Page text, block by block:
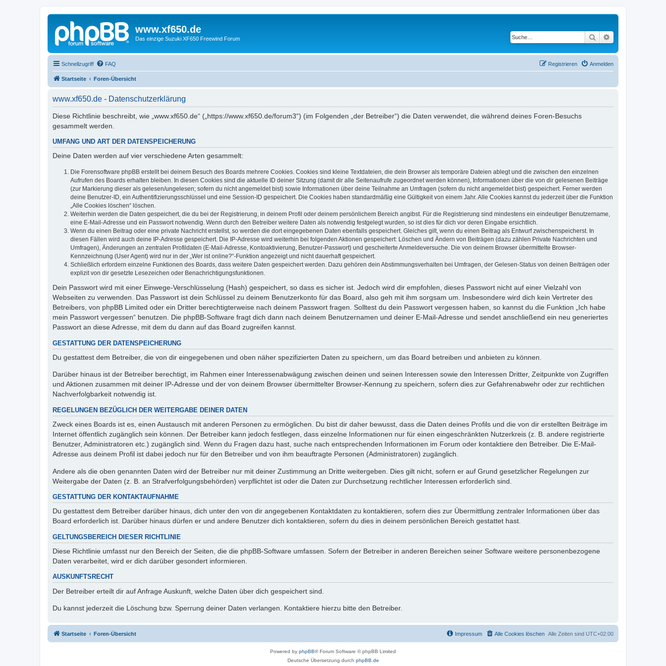
www.xf650.de
Das einzige Suzuki XF650 Freewind Forum Suche
Schnellzugriff FAQ Anmelden
Registrieren
Startseite Foren-Übersicht
www.xf650.de - Datenschutzerklärung
Diese Richtlinie beschreibt, wie „www.xf650.de“ („https://www.xf650.de/forum3“) (im Folgenden „der Betreiber“) die Daten verwendet, die während deines Foren-Besuchs
gesammelt werden.
UMFANG UND ART DER DATENSPEICHERUNG
Deine Daten werden auf vier verschiedene Arten gesammelt:
Die Forensoftware phpBB erstellt bei deinem Besuch des Boards mehrere Cookies. Cookies sind kleine Textdateien, die dein Browser als temporäre Dateien ablegt und die zwischen den einzelnen
Aufrufen des Boards erhalten bleiben. In diesen Cookies sind die aktuelle ID deiner Sitzung (damit dir alle Seitenaufrufe zugeordnet werden können), Informationen über die von dir gelesenen Beiträge
(zur Markierung dieser als gelesen/ungelesen; sofern du nicht angemeldet bist) sowie Informationen über deine Teilnahme an Umfragen (sofern du nicht angemeldet bist) gespeichert. Ferner werden
deine Benutzer-ID, ein Authentifizierungsschlüssel und eine Session-ID gespeichert. Die Cookies haben standardmäßig eine Gültigkeit von einem Jahr. Alle Cookies kannst du jederzeit über die Funktion
„Alle Cookies löschen“ löschen.
Weiterhin werden die Daten gespeichert, die du bei der Registrierung, in deinem Profil oder deinem persönlichem Bereich angibst. Für die Registrierung sind mindestens ein eindeutiger Benutzername,
eine E-Mail-Adresse und ein Passwort notwendig. Wenn durch den Betreiber weitere Daten als notwendig festgelegt wurden, so ist dies für dich vor deren Eingabe ersichtlich.
Wenn du einen Beitrag oder eine private Nachricht erstellst, so werden die dort eingegebenen Daten ebenfalls gespeichert. Gleiches gilt, wenn du einen Beitrag als Entwurf zwischenspeicherst. In
diesen Fällen wird auch deine IP-Adresse gespeichert. Die IP-Adresse wird weiterhin bei folgenden Aktionen gespeichert: Löschen und Ändern von Beiträgen (dazu zählen Private Nachrichten und
Umfragen), Änderungen an zentralen Profildaten (E-Mail-Adresse, Kontoaktivierung, Benutzer-Passwort) und gescheiterte Anmeldeversuche. Die von deinem Browser übermittelte Browser-
Kennzeichnung (User Agent) wird nur in der „Wer ist online?“-Funktion angezeigt und nicht dauerhaft gespeichert.
Schließlich erfordern einzelne Funktionen des Boards, dass weitere Daten gespeichert werden. Dazu gehören dein Abstimmungsverhalten bei Umfragen, der Gelesen-Status von deinen Beiträgen oder
explizit von dir gesetzte Lesezeichen oder Benachrichtigungsfunktionen.
Dein Passwort wird mit einer Einwege-Verschlüsselung (Hash) gespeichert, so dass es sicher ist. Jedoch wird dir empfohlen, dieses Passwort nicht auf einer Vielzahl von
Webseiten zu verwenden. Das Passwort ist dein Schlüssel zu deinem Benutzerkonto für das Board, also geh mit ihm sorgsam um. Insbesondere wird dich kein Vertreter des
Betreibers, von phpBB Limited oder ein Dritter berechtigterweise nach deinem Passwort fragen. Solltest du dein Passwort vergessen haben, so kannst du die Funktion „Ich habe
mein Passwort vergessen“ benutzen. Die phpBB-Software fragt dich dann nach deinem Benutzernamen und deiner E-Mail-Adresse und sendet anschließend ein neu generiertes
Passwort an diese Adresse, mit dem du dann auf das Board zugreifen kannst.
GESTATTUNG DER DATENSPEICHERUNG
Du gestattest dem Betreiber, die von dir eingegebenen und oben näher spezifizierten Daten zu speichern, um das Board betreiben und anbieten zu können.
Darüber hinaus ist der Betreiber berechtigt, im Rahmen einer Interessenabwägung zwischen deinen und seinen Interessen sowie den Interessen Dritter, Zeitpunkte von Zugriffen
und Aktionen zusammen mit deiner IP-Adresse und der von deinem Browser übermittelter Browser-Kennung zu speichern, sofern dies zur Gefahrenabwehr oder zur rechtlichen
Nachverfolgbarkeit notwendig ist.
REGELUNGEN BEZÜGLICH DER WEITERGABE DEINER DATEN
Zweck eines Boards ist es, einen Austausch mit anderen Personen zu ermöglichen. Du bist dir daher bewusst, dass die Daten deines Profils und die von dir erstellten Beiträge im
Internet öffentlich zugänglich sein können. Der Betreiber kann jedoch festlegen, dass einzelne Informationen nur für einen eingeschränkten Nutzerkreis (z. B. andere registrierte
Benutzer, Administratoren etc.) zugänglich sind. Wenn du Fragen dazu hast, suche nach entsprechenden Informationen im Forum oder kontaktiere den Betreiber. Die E-Mail-
Adresse aus deinem Profil ist dabei jedoch nur für den Betreiber und von ihm beauftragte Personen (Administratoren) zugänglich.
Andere als die oben genannten Daten wird der Betreiber nur mit deiner Zustimmung an Dritte weitergeben. Dies gilt nicht, sofern er auf Grund gesetzlicher Regelungen zur
Weitergabe der Daten (z. B. an Strafverfolgungsbehörden) verpflichtet ist oder die Daten zur Durchsetzung rechtlicher Interessen erforderlich sind.
GESTATTUNG DER KONTAKTAUFNAHME
Du gestattest dem Betreiber darüber hinaus, dich unter den von dir angegebenen Kontaktdaten zu kontaktieren, sofern dies zur Übermittlung zentraler Informationen über das
Board erforderlich ist. Darüber hinaus dürfen er und andere Benutzer dich kontaktieren, sofern du dies in deinem persönlichen Bereich gestattet hast.
GELTUNGSBEREICH DIESER RICHTLINIE
Diese Richtlinie umfasst nur den Bereich der Seiten, die die phpBB-Software umfassen. Sofern der Betreiber in anderen Bereichen seiner Software weitere personenbezogene
Daten verarbeitet, wird er dich darüber gesondert informieren.
AUSKUNFTSRECHT
Der Betreiber erteilt dir auf Anfrage Auskunft, welche Daten über dich gespeichert sind.
Du kannst jederzeit die Löschung bzw. Sperrung deiner Daten verlangen. Kontaktiere hierzu bitte den Betreiber.
Startseite Foren-Übersicht Alle Zeiten sind UTC+02:00
Alle Cookies löschen
Impressum
Powered by phpBB® Forum Software © phpBB Limited
Deutsche Übersetzung durch phpBB.de